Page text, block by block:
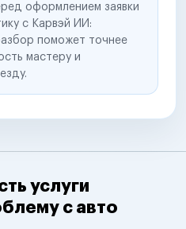
оформлением заявки
с Карвэй ИИ:
поможет точнее
мастеру и
услуги
с авто